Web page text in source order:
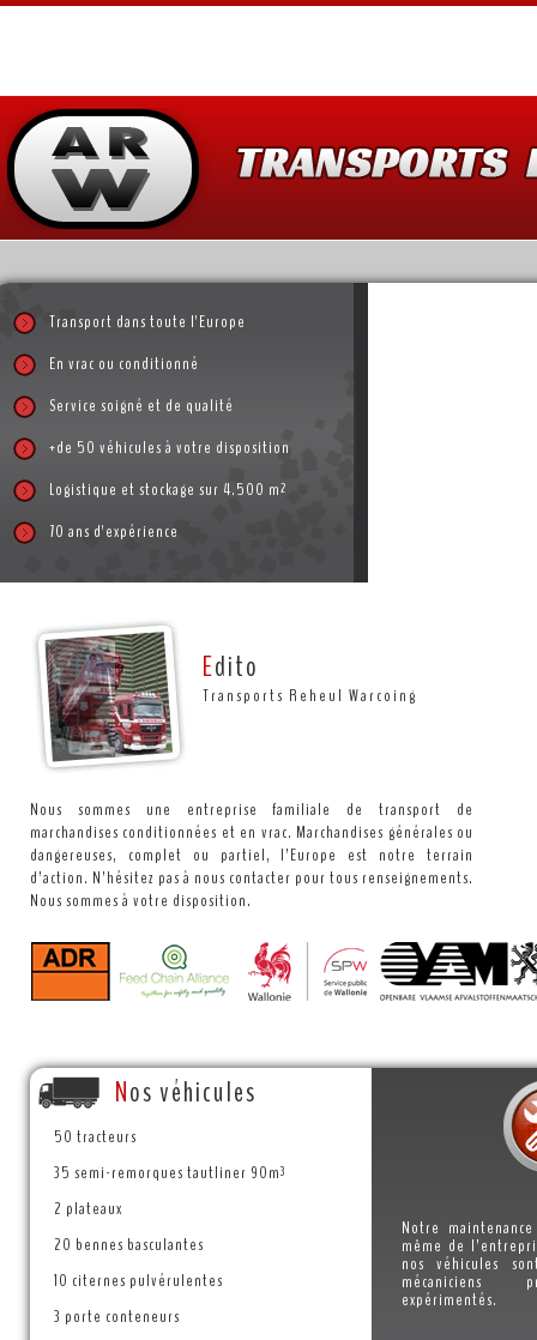
Transport dans toute l'Europe
En vrac ou conditionné
Service soigné et de qualité
+de 50 véhicules à votre disposition
Logistique et stockage sur 4.500 m²
70 ans d'expérience
Edito
Transports Reheul Warcoing
Nous sommes une entreprise familiale de transport de
marchandises conditionnées et en vrac. Marchandises générales ou
dangereuses, complet ou partiel, l’Europe est notre terrain
d’action. N’hésitez pas à nous contacter pour tous renseignements.
Nous sommes à votre disposition.
Nos véhicules
50 tracteurs
35 semi-remorques tautliner 90m³
2 plateaux
20 bennes basculantes
10 citernes pulvérulentes
3 porte conteneurs
Notre
même de
nos véhicules
mécaniciens
expérimentés.